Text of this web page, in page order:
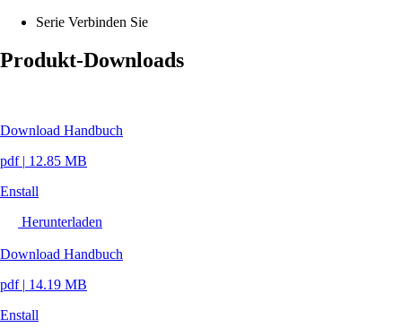
Serie Verbinden Sie
Produkt-Downloads
Download Handbuch
pdf | 12.85 MB
Enstall
Herunterladen
Download Handbuch
pdf | 14.19 MB
Enstall